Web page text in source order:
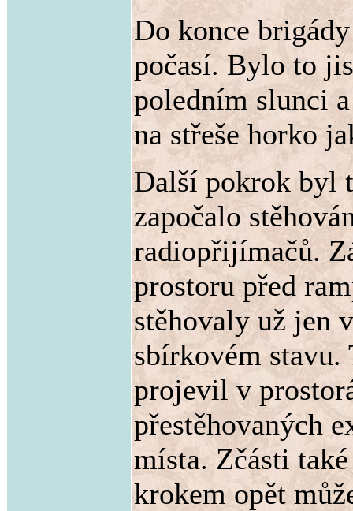
Do konce
počasí. Bylo to
poledním slunci
na střeše horko
Další pokrok byl
započalo
radiopřijímačů.
prostoru před
stěhovaly už jen
sbírkovém
projevil v
přestěhovaných
místa. Zčásti
krokem opět